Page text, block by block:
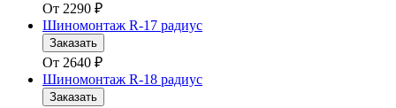
От 2290 ₽
Шиномонтаж R-17 радиус
Заказать
От 2640 ₽
Шиномонтаж R-18 радиус
Заказать